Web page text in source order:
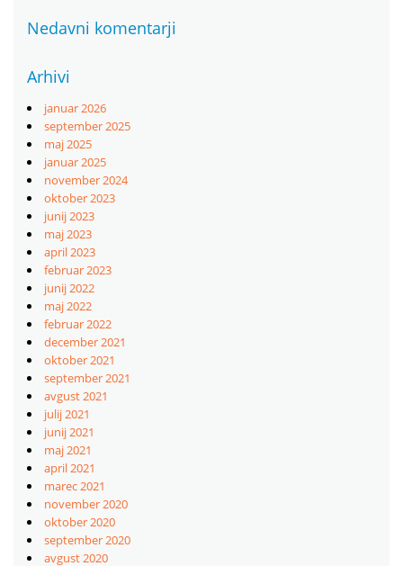
Nedavni komentarji
Arhivi
januar 2026
september 2025
maj 2025
januar 2025
november 2024
oktober 2023
junij 2023
maj 2023
april 2023
februar 2023
junij 2022
maj 2022
februar 2022
december 2021
oktober 2021
september 2021
avgust 2021
julij 2021
junij 2021
maj 2021
april 2021
marec 2021
november 2020
oktober 2020
september 2020
avgust 2020